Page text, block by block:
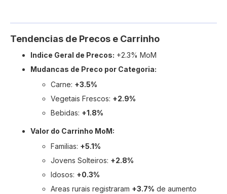
Tendencias de Precos e Carrinho
Indice Geral de Precos: +2.3% MoM
Mudancas de Preco por Categoria:
Carne: +3.5%
Vegetais Frescos: +2.9%
Bebidas: +1.8%
Valor do Carrinho MoM:
Familias: +5.1%
Jovens Solteiros: +2.8%
Idosos: +0.3%
Areas rurais registraram +3.7% de aumento